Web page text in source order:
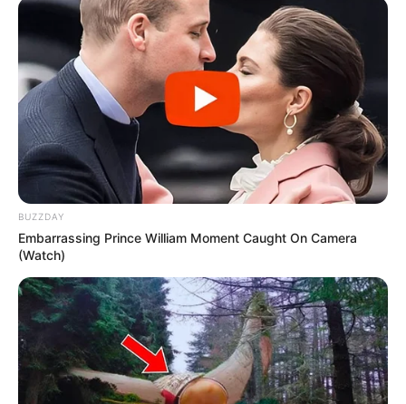
BUZZDAY
Embarrassing Prince William Moment Caught On Camera
(Watch)